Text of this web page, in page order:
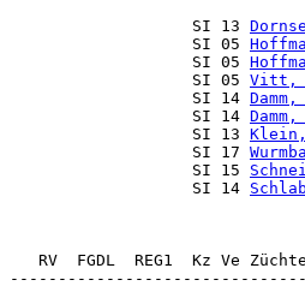
                   SI 13
                   SI 05
                   SI 05
                   SI 05
Vitt,
                   SI 14
                   SI 14
                   SI 13
                   SI 17
                   SI 15
                   SI 14
RV  FGDL  REG1  Kz Ve